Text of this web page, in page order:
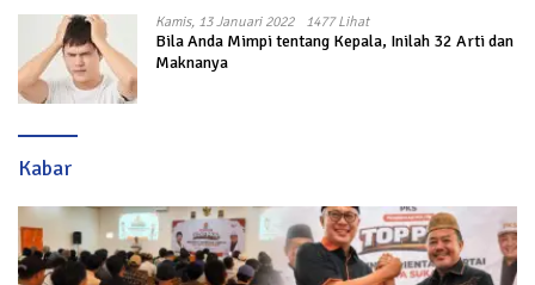
Kamis, 13 Januari 2022 1477 Lihat
Bila Anda Mimpi tentang Kepala, Inilah 32 Arti dan
Maknanya
Kabar